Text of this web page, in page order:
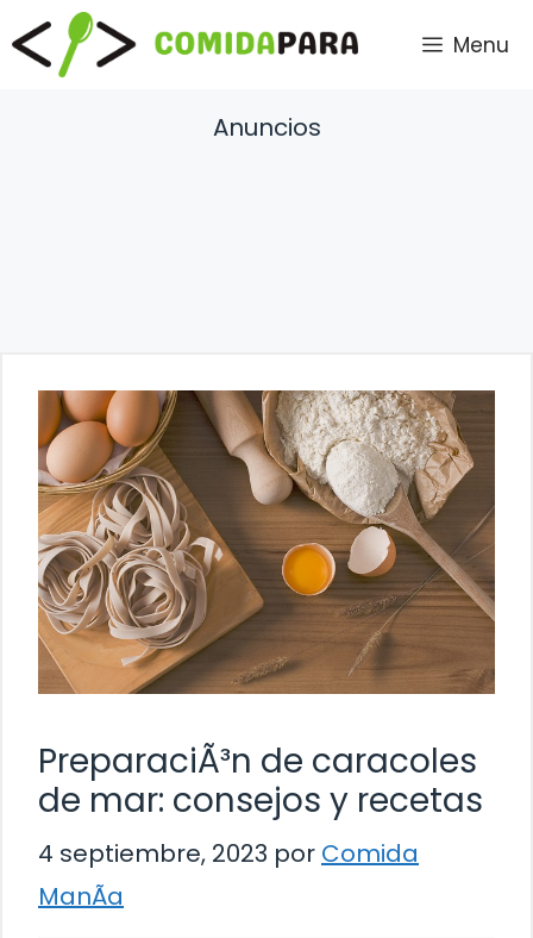
Saltar
al
contenido
Menu
Anuncios
PreparaciÃ³n de caracoles
de mar: consejos y recetas
4 septiembre, 2023 por Comida
ManÃ­a